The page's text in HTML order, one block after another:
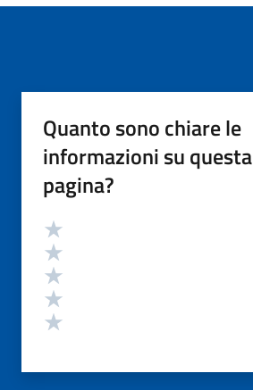
Quanto sono chiare le
informazioni su questa
pagina?
Valutazione